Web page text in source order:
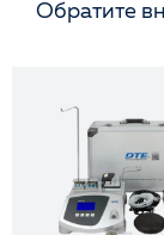
Обратите